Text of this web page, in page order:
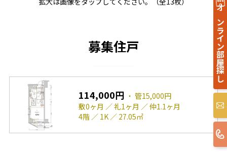
募集住戸
114,000円 ・ 管15,000円
敷0ヶ月 ／ 礼1ヶ月 ／ 仲1.1ヶ月
4階 ／ 1K ／ 27.05㎡
オンライン部屋探し